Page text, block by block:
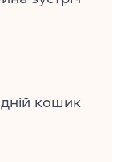
кошик